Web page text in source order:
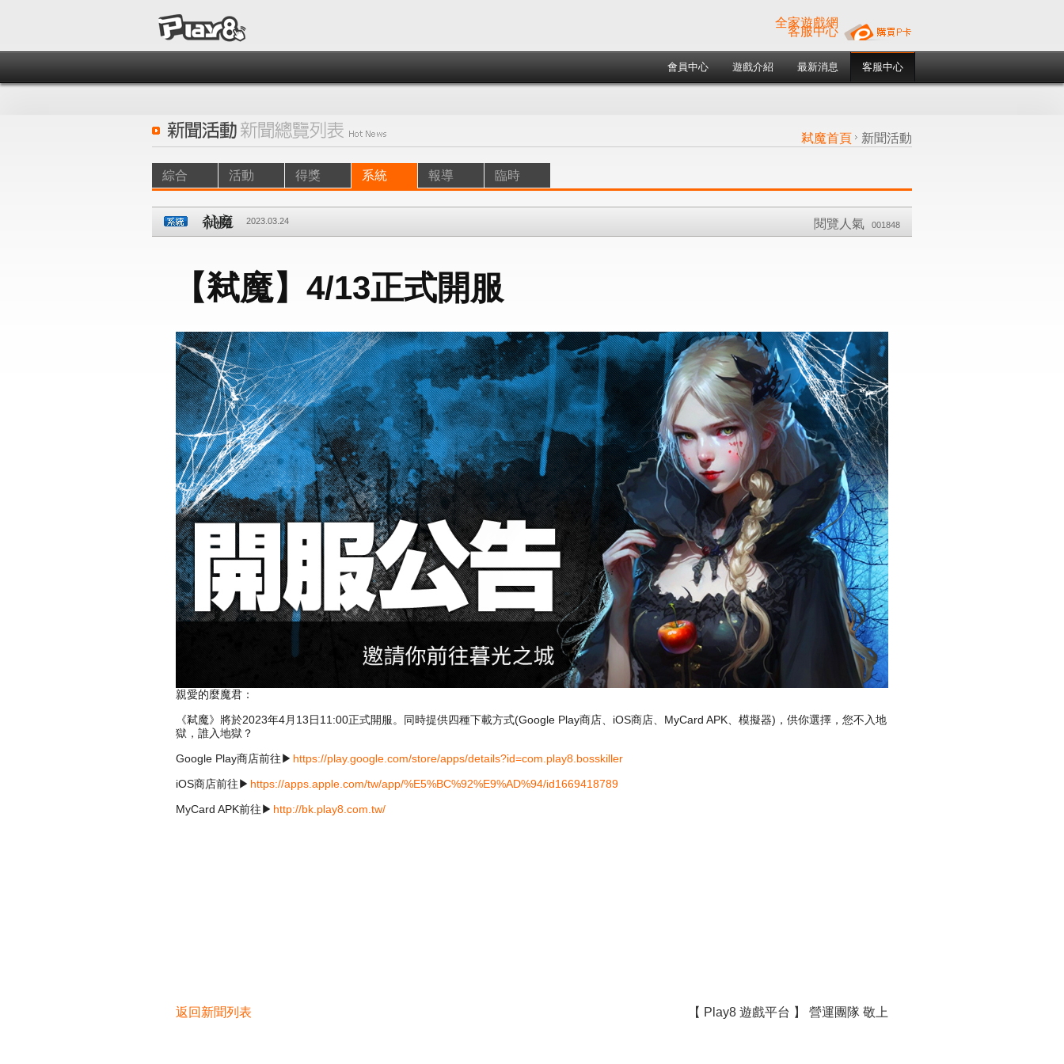
全家遊戲網
客服中心
會員中心 遊戲介紹 最新消息 客服中心
弒魔首頁 新聞活動
綜合 活動 得獎 系統 報導 臨時
2023.03.24 閱覽人氣 001848
【弒魔】4/13正式開服
親愛的麼魔君：
《弒魔》將於2023年4月13日11:00正式開服。同時提供四種下載方式(Google Play商店、iOS商店、MyCard APK、模擬器)，供你選擇，您不入地
獄，誰入地獄？
Google Play商店前往▶ https://play.google.com/store/apps/details?id=com.play8.bosskiller
iOS商店前往▶ https://apps.apple.com/tw/app/%E5%BC%92%E9%AD%94/id1669418789
MyCard APK前往▶ http://bk.play8.com.tw/
返回新聞列表 【 Play8 遊戲平台 】 營運團隊 敬上